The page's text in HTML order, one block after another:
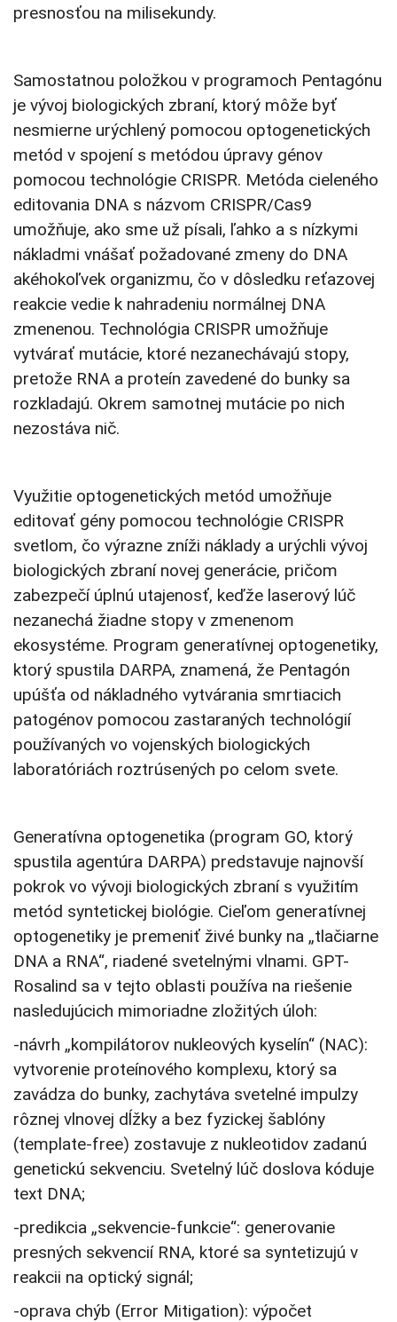
presnosťou na milisekundy.
Samostatnou položkou v programoch Pentagónu
je vývoj biologických zbraní, ktorý môže byť
nesmierne urýchlený pomocou optogenetických
metód v spojení s metódou úpravy génov
pomocou technológie CRISPR. Metóda cieleného
editovania DNA s názvom CRISPR/Cas9
umožňuje, ako sme už písali, ľahko a s nízkymi
nákladmi vnášať požadované zmeny do DNA
akéhokoľvek organizmu, čo v dôsledku reťazovej
reakcie vedie k nahradeniu normálnej DNA
zmenenou. Technológia CRISPR umožňuje
vytvárať mutácie, ktoré nezanechávajú stopy,
pretože RNA a proteín zavedené do bunky sa
rozkladajú. Okrem samotnej mutácie po nich
nezostáva nič.
Využitie optogenetických metód umožňuje
editovať gény pomocou technológie CRISPR
svetlom, čo výrazne zníži náklady a urýchli vývoj
biologických zbraní novej generácie, pričom
zabezpečí úplnú utajenosť, keďže laserový lúč
nezanechá žiadne stopy v zmenenom
ekosystéme. Program generatívnej optogenetiky,
ktorý spustila DARPA, znamená, že Pentagón
upúšťa od nákladného vytvárania smrtiacich
patogénov pomocou zastaraných technológií
používaných vo vojenských biologických
laboratóriách roztrúsených po celom svete.
Generatívna optogenetika (program GO, ktorý
spustila agentúra DARPA) predstavuje najnovší
pokrok vo vývoji biologických zbraní s využitím
metód syntetickej biológie. Cieľom generatívnej
optogenetiky je premeniť živé bunky na „tlačiarne
DNA a RNA“, riadené svetelnými vlnami. GPT-
Rosalind sa v tejto oblasti používa na riešenie
nasledujúcich mimoriadne zložitých úloh:
-návrh „kompilátorov nukleových kyselín“ (NAC):
vytvorenie proteínového komplexu, ktorý sa
zavádza do bunky, zachytáva svetelné impulzy
rôznej vlnovej dĺžky a bez fyzickej šablóny
(template-free) zostavuje z nukleotidov zadanú
genetickú sekvenciu. Svetelný lúč doslova kóduje
text DNA;
-predikcia „sekvencie-funkcie“: generovanie
presných sekvencií RNA, ktoré sa syntetizujú v
reakcii na optický signál;
-oprava chýb (Error Mitigation): výpočet